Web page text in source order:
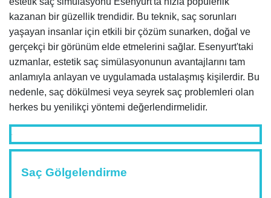
kazanan bir güzellik trendidir. Bu teknik, saç sorunları
yaşayan insanlar için etkili bir çözüm sunarken, doğal ve
gerçekçi bir görünüm elde etmelerini sağlar. Esenyurt'taki
uzmanlar, estetik saç simülasyonunun avantajlarını tam
anlamıyla anlayan ve uygulamada ustalaşmış kişilerdir. Bu
nedenle, saç dökülmesi veya seyrek saç problemleri olan
herkes bu yenilikçi yöntemi değerlendirmelidir.
Saç Gölgelendirme